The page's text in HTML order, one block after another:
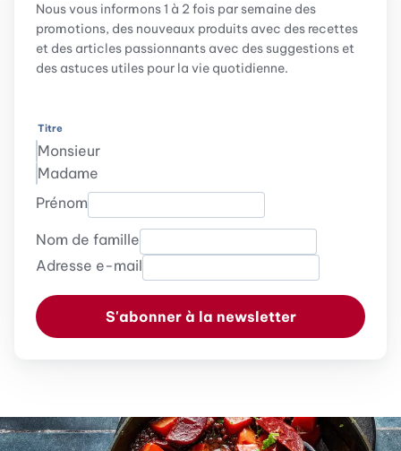
Nous vous informons 1 à 2 fois par semaine des
promotions, des nouveaux produits avec des recettes
et des articles passionnants avec des suggestions et
des astuces utiles pour la vie quotidienne.
Titre
Monsieur
Madame
Prénom
Nom de famille
Adresse e-mail
S'abonner à la newsletter